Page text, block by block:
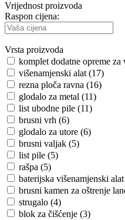
Vrijednost proizvoda
Raspon cijena:
Vrsta proizvoda
komplet dodatne opreme za
višenamjenski alat (17)
rezna ploča ravna (16)
glodalo za metal (11)
list ubodne pile (11)
brusni vrh (6)
glodalo za utore (6)
brusni valjak (5)
list pile (5)
rašpa (5)
baterijska višenamjenski
brusni kamen za oštrenje
strugalo (4)
blok za čišćenje (3)